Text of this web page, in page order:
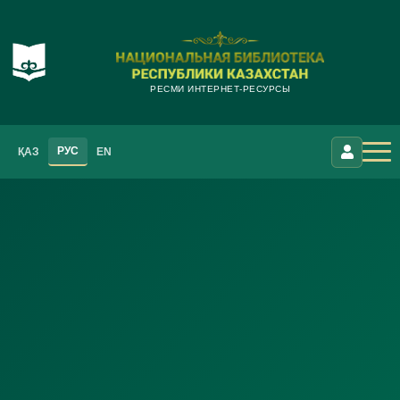
РЕСМИ ИНТЕРНЕТ-РЕСУРСЫ
ҚАЗ РУС EN